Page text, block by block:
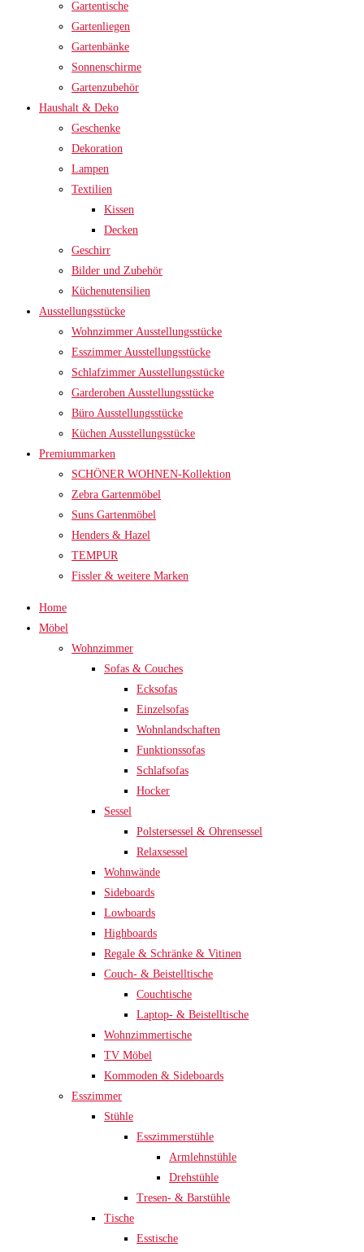
Gartentische
Gartenliegen
Gartenbänke
Sonnenschirme
Gartenzubehör
Haushalt & Deko
Geschenke
Dekoration
Lampen
Textilien
Kissen
Decken
Geschirr
Bilder und Zubehör
Küchenutensilien
Ausstellungsstücke
Wohnzimmer Ausstellungsstücke
Esszimmer Ausstellungsstücke
Schlafzimmer Ausstellungsstücke
Garderoben Ausstellungsstücke
Büro Ausstellungsstücke
Küchen Ausstellungsstücke
Premiummarken
SCHÖNER WOHNEN-Kollektion
Zebra Gartenmöbel
Suns Gartenmöbel
Henders & Hazel
TEMPUR
Fissler & weitere Marken
Home
Möbel
Wohnzimmer
Sofas & Couches
Ecksofas
Einzelsofas
Wohnlandschaften
Funktionssofas
Schlafsofas
Hocker
Sessel
Polstersessel & Ohrensessel
Relaxsessel
Wohnwände
Sideboards
Lowboards
Highboards
Regale & Schränke & Vitinen
Couch- & Beistelltische
Couchtische
Laptop- & Beistelltische
Wohnzimmertische
TV Möbel
Kommoden & Sideboards
Esszimmer
Stühle
Esszimmerstühle
Armlehnstühle
Drehstühle
Tresen- & Barstühle
Tische
Esstische